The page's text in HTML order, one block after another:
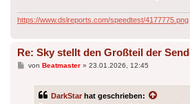
https://www.dslreports.com/speedtest/4177775.png
Re: Sky stellt den Großteil der
Beitrag
von Beatmaster» 23.01.2026, 12:45
DarkStar hat geschrieben: